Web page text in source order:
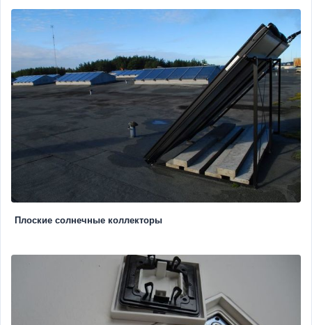
Плоские солнечные коллекторы